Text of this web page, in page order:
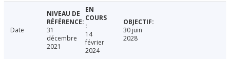
Date
31
décembre
2021
14
février
2024
30 juin
2028